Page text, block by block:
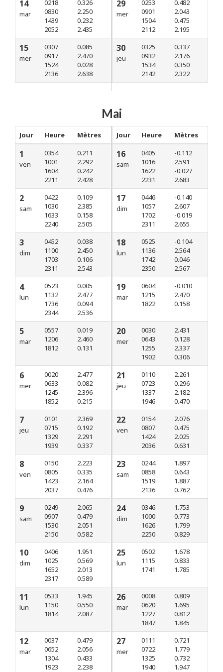
14
mar
0218
0830
1439
2052
0.326
2.250
0.232
2.435
15
mer
0307
0917
1524
2136
0.085
2.470
0.028
2.638
29
mer
0253
0901
1504
2112
0.482
2.043
0.475
2.195
30
jeu
0325
0932
1534
2142
0.337
2.176
0.350
2.322
Mai
Jour Heure Mètres
1
ven
0354
1001
1604
2211
0.211
2.292
0.242
2.428
2
sam
0422
1030
1633
2240
0.109
2.385
0.158
2.505
3
dim
0452
1100
1703
2311
0.038
2.450
0.106
2.543
4
lun
0523
1132
1736
2344
0.005
2.477
0.094
2.536
5
mar
0557
1206
1812
0.019
2.460
0.131
6
mer
0020
0633
1245
1852
2.477
0.082
2.396
0.215
7
jeu
0101
0715
1329
1939
2.369
0.192
2.291
0.337
8
ven
0150
0805
1423
2037
2.223
0.335
2.164
0.476
9
sam
0249
0907
1530
2150
2.065
0.479
2.051
0.582
10
dim
0406
1025
1652
2317
1.951
0.569
2.013
0.589
11
lun
0533
1150
1814
1.945
0.550
2.087
12
mar
0037
0652
1304
1923
0.479
2.056
0.433
2.238
Jour Heure Mètres
16
sam
0405
1016
1622
2231
-0.112
2.591
-0.027
2.683
17
dim
0446
1057
1702
2311
-0.140
2.607
-0.019
2.655
18
lun
0525
1136
1742
2350
-0.104
2.564
0.046
2.567
19
mar
0604
1215
1822
-0.010
2.470
0.158
20
mer
0030
0643
1255
1902
2.431
0.128
2.337
0.306
21
jeu
0110
0723
1337
1946
2.261
0.296
2.182
0.470
22
ven
0154
0807
1424
2036
2.076
0.475
2.025
0.631
23
sam
0244
0858
1519
2136
1.897
0.643
1.887
0.762
24
dim
0346
1000
1626
2250
1.753
0.773
1.799
0.829
25
lun
0502
1115
1741
1.678
0.833
1.785
26
mar
0008
0620
1227
1847
0.809
1.695
0.812
1.845
27
mer
0111
0722
1325
1940
0.721
1.779
0.732
1.947